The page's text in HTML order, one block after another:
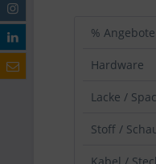
% Angebote
Hardware
Lacke /
Stoff /